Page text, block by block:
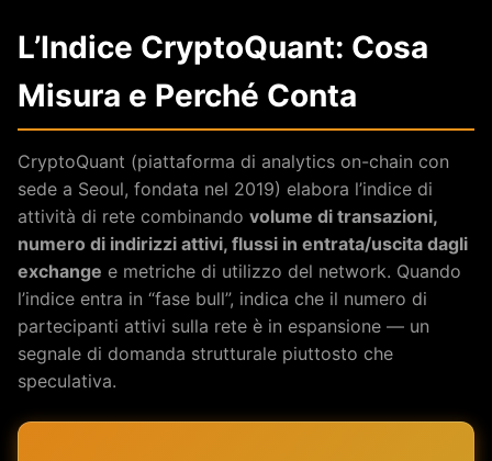
L’Indice CryptoQuant: Cosa
Misura e Perché Conta
CryptoQuant (piattaforma di analytics on-chain con
sede a Seoul, fondata nel 2019) elabora l’indice di
attività di rete combinando volume di transazioni,
numero di indirizzi attivi, flussi in entrata/uscita dagli
exchange e metriche di utilizzo del network. Quando
l’indice entra in “fase bull”, indica che il numero di
partecipanti attivi sulla rete è in espansione — un
segnale di domanda strutturale piuttosto che
speculativa.